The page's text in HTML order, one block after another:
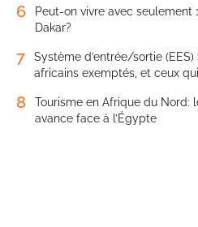
6
Peut-on vivre avec seulement
Dakar?
7
Système d’entrée/sortie
africains exemptés, et ceux
8
Tourisme en Afrique du Nord:
avance face à l’Égypte